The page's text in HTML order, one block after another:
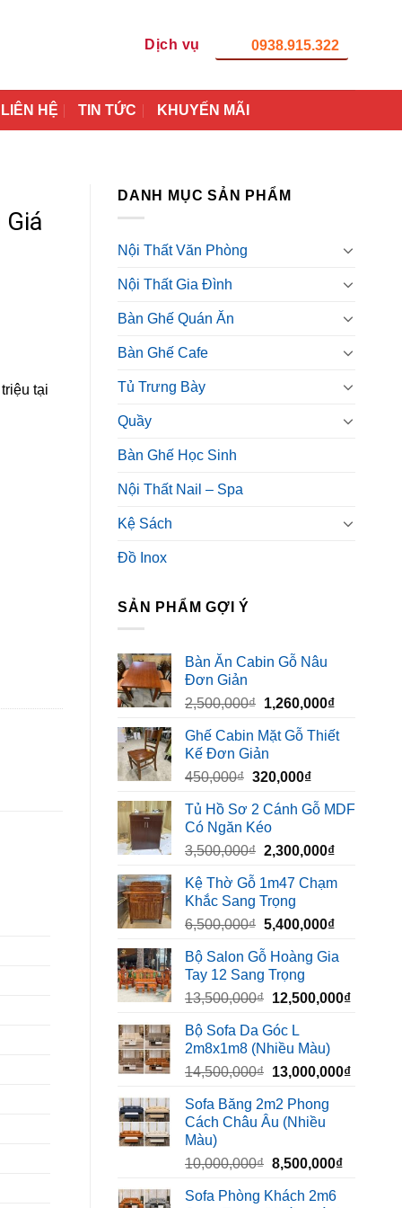
Dịch vụ 0938.915.322
LIÊN HỆ TIN TỨC KHUYẾN MÃI
DANH MỤC SẢN PHẨM
Nội Thất Văn Phòng
Nội Thất Gia Đình
Bàn Ghế Quán Ăn
Bàn Ghế Cafe
Tủ Trưng Bày
Quầy
Bàn Ghế Học Sinh
Nội Thất Nail – Spa
Kệ Sách
Đồ Inox
SẢN PHẨM GỢI Ý
Bàn Ăn Cabin Gỗ Nâu
Đơn Giản
2,500,000₫ Giá
là:
2,500,000₫.
1,260,000₫Giá
tại
Ghế Cabin Mặt Gỗ Thiết
Kế Đơn Giản
450,000₫ Giá
là:
450,000₫.
320,000₫Giá
tại
320,000₫.
Tủ Hồ Sơ 2 Cánh Gỗ MDF
Có Ngăn Kéo
3,500,000₫ Giá
là:
3,500,000₫.
2,300,000₫Giá
tại
Kệ Thờ Gỗ 1m47 Chạm
Khắc Sang Trọng
6,500,000₫ Giá
là:
6,500,000₫.
5,400,000₫Giá
tại
Bộ Salon Gỗ Hoàng Gia
Tay 12 Sang Trọng
13,500,000₫ Giá
là:
13,500,000₫.
12,500,000₫Giá
Bộ Sofa Da Góc L
2m8x1m8 (Nhiều Màu)
14,500,000₫ Giá
là:
14,500,000₫.
13,000,000₫Giá
Sofa Băng 2m2 Phong
Cách Châu Âu (Nhiều
Màu)
10,000,000₫ Giá
là:
8,500,000₫Giá
Sofa Phòng Khách 2m6
tại